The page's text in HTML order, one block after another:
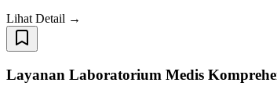
Lihat Detail →
Layanan Laboratorium Medis